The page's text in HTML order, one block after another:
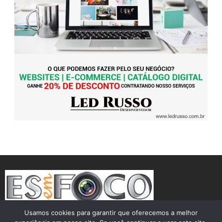
Usamos cookies para garantir que oferecemos a melhor